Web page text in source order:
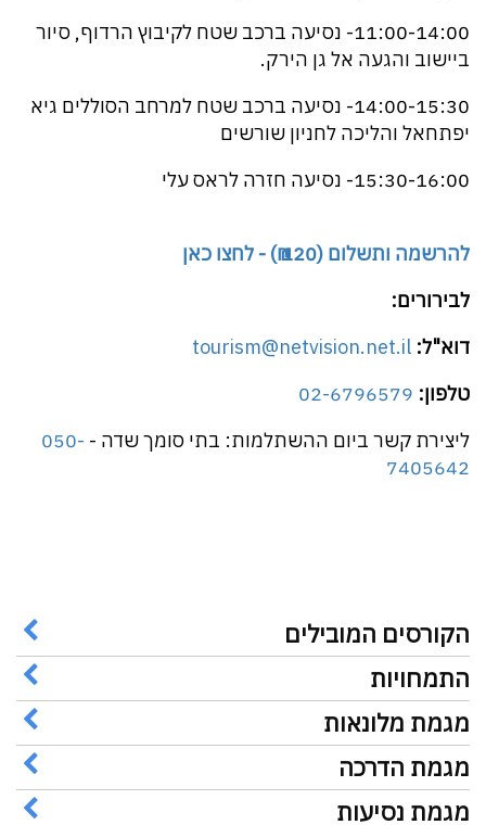
11:00-14:00- נסיעה ברכב שטח לקיבוץ הרדוף, סיור
ביישוב והגעה אל גן הירק.
14:00-15:30- נסיעה ברכב שטח למרחב הסוללים גיא
יפתחאל והליכה לחניון שורשים
15:30-16:00- נסיעה חזרה לראס עלי
להרשמה ותשלום (120 ₪) - לחצו כאן
לבירורים:
דוא"ל: tourism@netvision.net.il
טלפון: 02-6796579
ליצירת קשר ביום ההשתלמות: בתי סומך שדה - 050-
7405642
הקורסים המובילים
התמחויות
מגמת מלונאות
מגמת הדרכה
מגמת נסיעות